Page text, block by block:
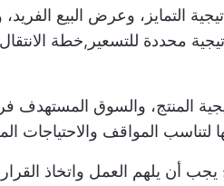
التمايز، وعرض البيع الفريد،
محددة للتسعير,خطة
المنتج، والسوق المستهدف
لتناسب المواقف والاحتياجات
يجب أن يلهم العمل واتخاذ